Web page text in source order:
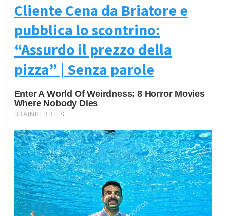
Cliente Cena da Briatore e
pubblica lo scontrino:
“Assurdo il prezzo della
pizza” | Senza parole